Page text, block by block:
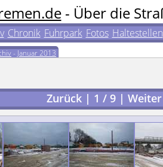
- Über die
Chronik Fuhrpark Fotos Haltestellen
- Januar 2013
Zurück | 1 / 9 | Weiter